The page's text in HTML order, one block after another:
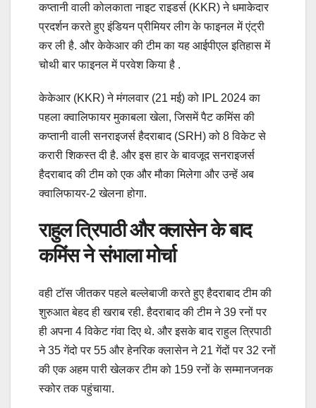
कप्तानी वाली कोलकाता नाइट राइडर्स (KKR) ने धमाकेदार
प्रदर्शन करते हुए इंडियन प्रीमियर लीग के फाइनल में एंट्री
कर ली है. और केकेआर की टीम का यह आईपीएल इतिहास में
चोथी बार फाइनल में परवेश किया है .
केकेआर (KKR) ने मंगलवार (21 मई) को IPL 2024 का
पहला क्वालिफायर मुकाबला खेला, जिसमें पैट कमिंस की
कप्तानी वाली सनराइजर्स हैदराबाद (SRH) को 8 विकेट से
करारी शिकस्त दी है. और इस हार के बावजूद सनराइजर्स
हैदराबाद की टीम को एक और मौका मिलेगा और उन्हें अब
क्वालिफायर-2 खेलना होगा.
राहुल त्रिपाठी और क्लासेन के बाद
कमिंस ने संभाला मोर्चा
वही टॉस जीतकर पहले बल्लेबाजी करते हुए हैदराबाद टीम की
शुरुआत बेहद ही खराब रही. हैदराबाद की टीम ने 39 रनों पर
ही अपना 4 विकेट गंवा दिए थे. और इसके बाद राहुल त्रिपाठी
ने 35 गेंदो पर 55 और हेनरिक क्लासेन ने 21 गेंदों पर 32 रनों
की एक अहम पारी खेलकर टीम को 159 रनों के सम्मानजनक
स्कोर तक पहुंचाया.